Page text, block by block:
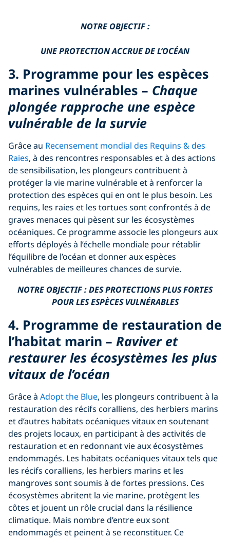
NOTRE OBJECTIF :
UNE PROTECTION ACCRUE DE L’OCÉAN
3. Programme pour les espèces
marines vulnérables – Chaque
plongée rapproche une espèce
vulnérable de la survie
Grâce au Recensement mondial des Requins & des
Raies, à des rencontres responsables et à des actions
de sensibilisation, les plongeurs contribuent à
protéger la vie marine vulnérable et à renforcer la
protection des espèces qui en ont le plus besoin. Les
requins, les raies et les tortues sont confrontés à de
graves menaces qui pèsent sur les écosystèmes
océaniques. Ce programme associe les plongeurs aux
efforts déployés à l’échelle mondiale pour rétablir
l’équilibre de l’océan et donner aux espèces
vulnérables de meilleures chances de survie.
NOTRE OBJECTIF :DES PROTECTIONS PLUS FORTES
POUR LES ESPÈCES VULNÉRABLES
4. Programme de restauration de
l’habitat marin – Raviver et
restaurer les écosystèmes les plus
vitaux de l’océan
Grâce à Adopt the Blue, les plongeurs contribuent à la
restauration des récifs coralliens, des herbiers marins
et d’autres habitats océaniques vitaux en soutenant
des projets locaux, en participant à des activités de
restauration et en redonnant vie aux écosystèmes
endommagés. Les habitats océaniques vitaux tels que
les récifs coralliens, les herbiers marins et les
mangroves sont soumis à de fortes pressions. Ces
écosystèmes abritent la vie marine, protègent les
côtes et jouent un rôle crucial dans la résilience
climatique. Mais nombre d’entre eux sont
endommagés et peinent à se reconstituer. Ce